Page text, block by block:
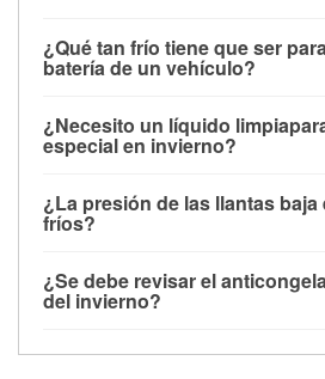
¿Qué tan frío tiene que ser
batería de un vehículo?
debajo de los 32 °F y puede
su potencia de arranque cerca de
arranque.
¿Necesito un líquido
especial en invierno?
la congelación y ayuda a disolver
derretida en la carretera para
¿La presión de las llantas baja
fríos?
alrededor de 1 PSI por cada 10
temperatura. Puedes obtener
¿Se debe revisar el
del invierno?